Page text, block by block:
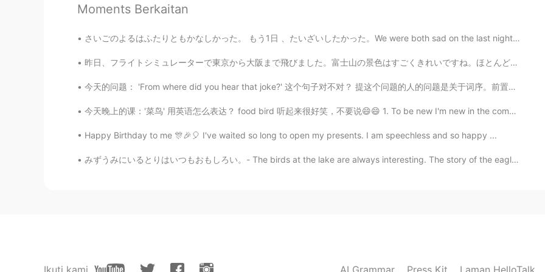
今天在一家兰州店的晚餐
我要说实话 ， 钱不是问题，有很棒 ，好吃的东西我很愿意付很多。
我要说实话 。 钱不是问题，当有很棒、好吃的东西 时，我很愿意付很多。
我的 问题是这个菜也没怎 么特别，我们下次不参加了。
但问题是， 这个菜也没 什么特别，我们下次不参加了。
EN DE CN JP PH
than 100 RMB...
Moments Berkaitan
さいごのよるはふたりともかなしかった。 もう1日 、たいざいしたかった。We were both sad on the last night. We wanted to stay one mor...
昨日、フライトシミュレーターで東京から大阪まで飛びました。富士山の景色はすごくきれいですね。ほとんど本物の写真のように見えます！ エアバスで飛びました。飛行機のバタンがたくさんあり、飛ぶのは簡単...
今天的问题： 'From where did you hear that joke?' 这个句子对不对？ 提这个问题的人的问题是关于词序。前置词在前面是不是有点太正式了？其实是。关于英语语法...
今天晚上的课：'菜鸟' 用英语怎么表达？ food bird 听起来很好笑，不要说😄😄 1. To be new I'm new in the company. 2. Newbie I'm...
Happy Birthday to me 🎊🎉🎈 I've waited so long to open my presents. I am speechless and so happy ...
みずうみにいるとりはいつもおもしろい。- The birds at the lake are always interesting. The story of the eagle and th...
Ikuti kami AI Grammar Press Kit Laman HelloTalk